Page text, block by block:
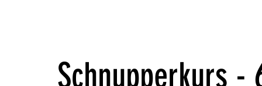
Schnupperkurs -